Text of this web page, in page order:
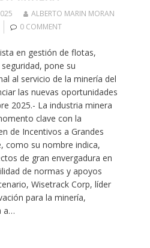
ALBERTO MARIN MORAN
0 COMMENT
en gestión de flotas,
pone su
al servicio de la minería del
las nuevas oportunidades
2025.- La industria minera
clave con la
de Incentivos a Grandes
como su nombre indica,
de gran envergadura en
de normas y apoyos
Wisetrack Corp, líder
para la minería,
a…